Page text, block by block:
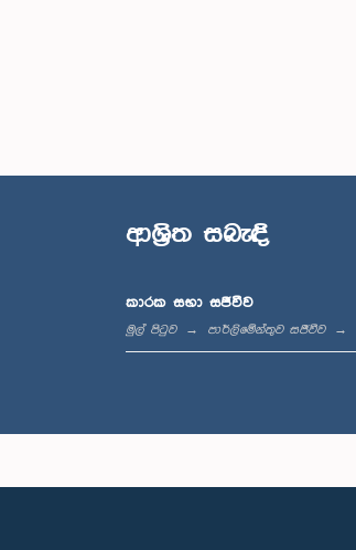
ආශ්‍රිත සබැඳි
කාරක සභා සජීවීව
මුල් පිටුව පාර්ලිමේන්තුව සජීවීව